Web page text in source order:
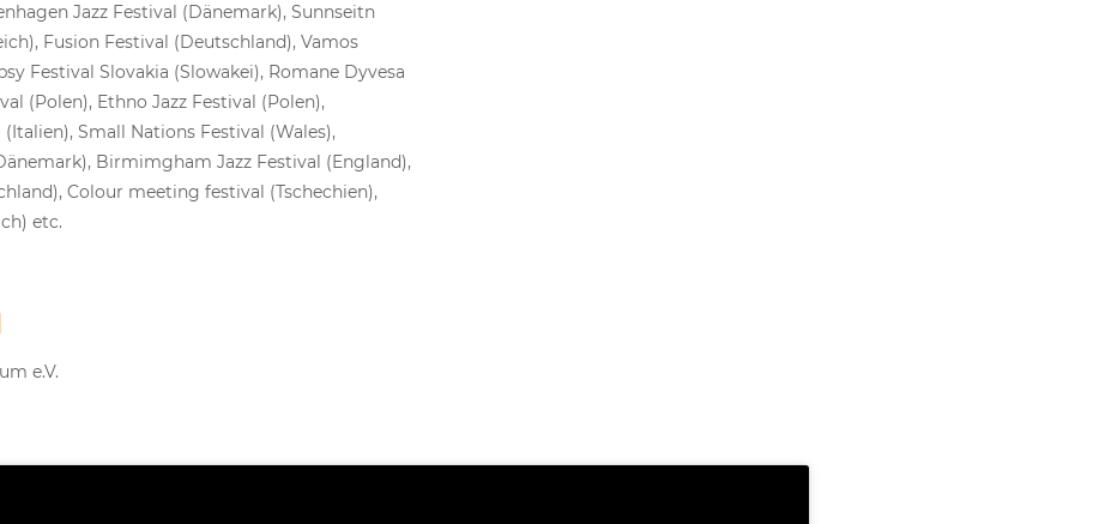
Jazz Festival (Dänemark), Sunnseitn
Fusion Festival (Deutschland), Vamos
Festival Slovakia (Slowakei), Romane Dyvesa
(Polen), Ethno Jazz Festival (Polen),
Small Nations Festival (Wales),
Birmimgham Jazz Festival (England),
Colour meeting festival (Tschechien),
etc.
e.V.